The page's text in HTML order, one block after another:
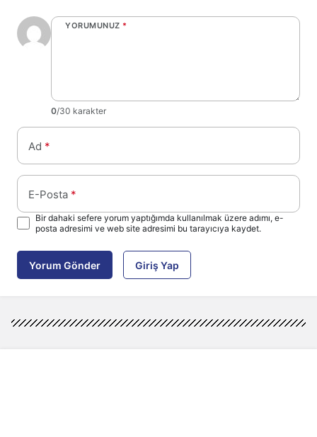
YORUMUNUZ *
0/30 karakter
Ad *
E-Posta *
Bir dahaki sefere yorum yaptığımda kullanılmak üzere adımı, e-
posta adresimi ve web site adresimi bu tarayıcıya kaydet.
Yorum Gönder Giriş Yap